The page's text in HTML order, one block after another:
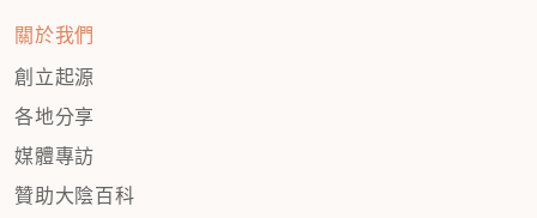
關於我們
創立起源
各地分享
媒體專訪
贊助大陰百科